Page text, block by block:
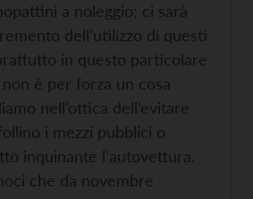
a noleggio; ci sarà
dell’utilizzo di questi
in questo particolare
è per forza un cosa
nell’ottica dell’evitare
i mezzi pubblici o
inquinante l’autovettura.
che da novembre